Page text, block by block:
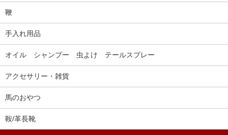
鞭
手入れ用品
オイル シャンプー 虫よけ テールスプレー
アクセサリー・雑貨
馬のおやつ
鞍/革長靴